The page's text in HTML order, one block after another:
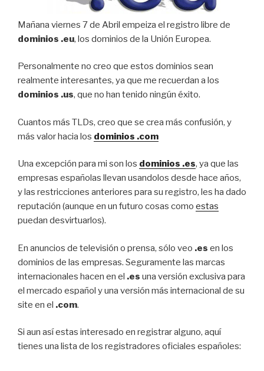
Mañana viernes 7 de Abril empeiza el registro libre de
dominios .eu, los dominios de la Unión Europea.
Personalmente no creo que estos dominios sean
realmente interesantes, ya que me recuerdan a los
dominios .us, que no han tenido ningún éxito.
Cuantos más TLDs, creo que se crea más confusión, y
más valor hacia los dominios .com
Una excepción para mi son los dominios .es, ya que las
empresas españolas llevan usandolos desde hace años,
y las restricciones anteriores para su registro, les ha dado
reputación (aunque en un futuro cosas como estas
puedan desvirtuarlos).
En anuncios de televisión o prensa, sólo veo .es en los
dominios de las empresas. Seguramente las marcas
internacionales hacen en el .es una versión exclusiva para
el mercado español y una versión más internacional de su
site en el .com.
Si aun así estas interesado en registrar alguno, aquí
tienes una lista de los registradores oficiales españoles: